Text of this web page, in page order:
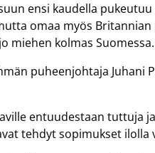
ensi kaudella
omaa myös
miehen kolmas Suomessa.
puheenjohtaja Juhani
entuudestaan tuttuja
tehdyt sopimukset ilolla